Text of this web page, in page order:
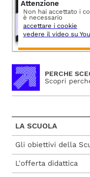
Attenzione
Non hai accettato i
è necessario
accettare i cookie
vedere il video su
PERCHE
Scopri
LA SCUOLA
Gli obiettivi della
L'offerta didattica